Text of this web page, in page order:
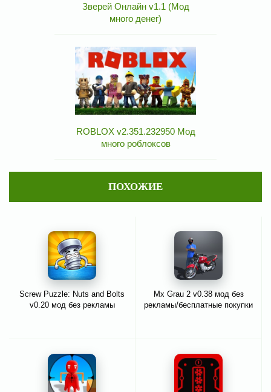
Зверей Онлайн v1.1 (Мод
много денег)
ROBLOX v2.351.232950 Мод
много роблоксов
ПОХОЖИЕ
Screw Puzzle: Nuts and Bolts
v0.20 мод без рекламы
Mx Grau 2 v0.38 мод без
рекламы/бесплатные покупки